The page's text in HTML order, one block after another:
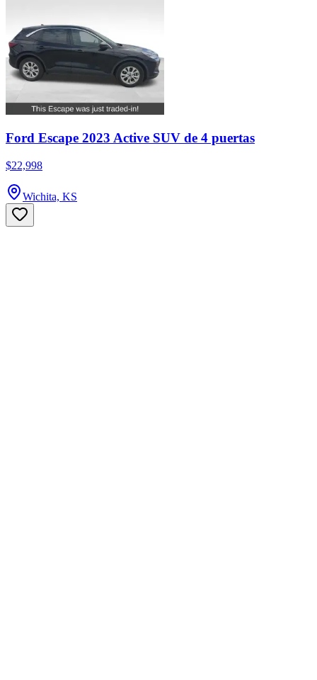
Ford Escape 2023 Active SUV de 4 puertas
$22,998
Wichita, KS